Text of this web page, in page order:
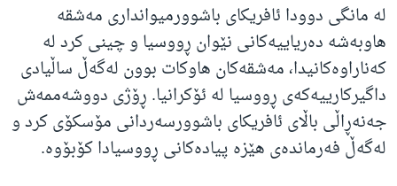
لە مانگی دوودا ئافریکای باشوورمیوانداری مەشقە
هاوبەشە دەریاییەکانی نێوان ڕووسیا و چینی کرد لە
کەناراوەکانیدا، مەشقەکان هاوکات بوون لەگەڵ ساڵیادی
داگیرکارییەکەی ڕووسیا لە ئۆکرانیا. ڕۆژی دووشەممەش
جەنەڕاڵی باڵای ئافریکای باشوورسەردانی مۆسکۆی کرد و
لەگەڵ فەرماندەی هێزە پیادەکانی ڕووسیادا کۆبۆوە.